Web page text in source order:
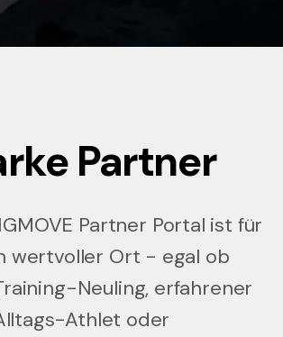
Partner
Partner Portal ist für
wertvoller Ort - egal ob
Neuling, erfahrener
Athlet oder